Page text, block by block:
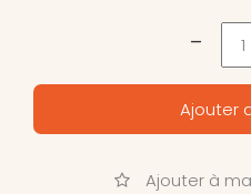
-
Ajouter
Ajouter à